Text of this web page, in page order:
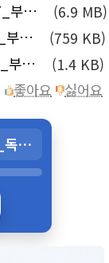
20220417_부활_성야_제_7_독서_사슴이_시냇물을_그리워하듯.mp3
(6.9 MB)
20220417_부활_성야_제_7_독서_사슴이_시냇물을_그리워하듯_2성부.jpg
(759 KB)
20220417_부활_성야_제_7_독서_사슴이_시냇물을_그리워하듯_2성부.nwc
(1.4 KB)
좋아요 싫어요
20220417_부활_성야_제_7_독서_사슴이_시냇물을_그리워하듯.mp3